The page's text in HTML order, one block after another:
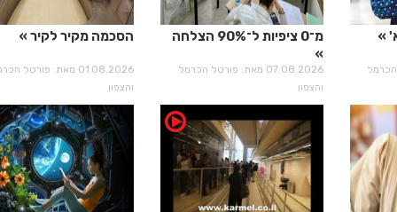
הכרמל
מ־0 ציפיות ל־90% הצלחה
07.08.2026 מאת: פורטל הכרמל
והצפון
הסכמה מקיר לקיר
01.08.2026 מאת: פורטל
והצפון